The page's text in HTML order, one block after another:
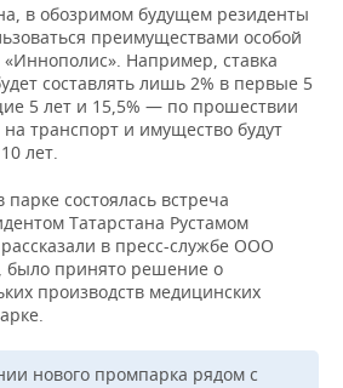
в обозримом будущем резиденты
преимуществами особой
Например, ставка
составлять лишь 2% в первые 5
5 лет и 15,5% — по прошествии
транспорт и имущество будут
лет.
состоялась встреча
Татарстана Рустамом
в пресс-службе ООО
принято решение о
производств медицинских
нового промпарка рядом с